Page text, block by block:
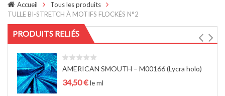
l
e
a
v
i
g
a
t
i
Accueil
Tous les produits
TULLE BI-STRETCH À MOTIFS FLOCKÉS N°2
PRODUITS RELIÉS
AMERICAN SMOUTH – M00166 (Lycra holo)
34,50€le ml